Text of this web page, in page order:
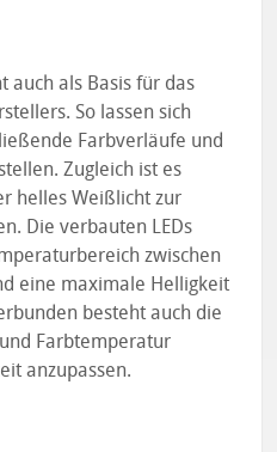
auch als Basis für das
So lassen sich
Farbverläufe und
Zugleich ist es
helles Weißlicht zur
Die verbauten LEDs
zwischen
eine maximale Helligkeit
besteht auch die
Farbtemperatur
anzupassen.